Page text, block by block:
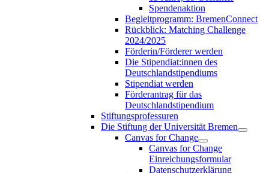
Spendenaktion
Begleitprogramm: BremenConnect
Rückblick: Matching Challenge
2024/2025
Förderin/Förderer werden
Die Stipendiat:innen des
Deutschlandstipendiums
Stipendiat werden
Förderantrag für das
Deutschlandstipendium
Stiftungsprofessuren
Die Stiftung der Universität Bremen
Canvas for Change
Canvas for Change
Einreichungsformular
Datenschutzerklärung